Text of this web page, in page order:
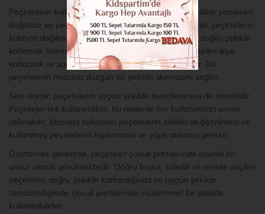
Peçetelerin kullanımı da önemlidir. Çocukların genellikle yemekleri
dağıtırlar ve peçeteleri masada bırakırlar. Bu nedenle, peçetelerin
kolayca dağılmaması ve düşmemesi için peçeteleri doğru şekilde
katlamak önemlidir. Basit bir katlama tekniği, peçeteleri ikiye
katlamak ve sonra tekrar üçgen şekilde katlamaktır. Bu,
peçetelerin masada düzgün bir şekilde durmasını sağlar.
Son olarak, peçetelerin uygun şekilde temizlenmesi de önemlidir.
Peçeteler tek kullanımlıktır, bu nedenle her kullanımdan sonra
atılmalıdır. Masada kullanılan peçetelerin sıklıkla değiştirilmesi ve
kullanılmış peçetelerin toplanması ve çöpe atılması gerekir.
Özetlemek gerekirse, peçeteler çocuk partilerinde önemli bir
unsur olarak görülmektedir. Doğru boyut, kalınlık ve renkte seçilen
peçeteler, doğru şekilde katlandığında ve uygun şekilde
temizlendiğinde, çocuk partilerinde mükemmel bir şekilde
kullanılabilirler.